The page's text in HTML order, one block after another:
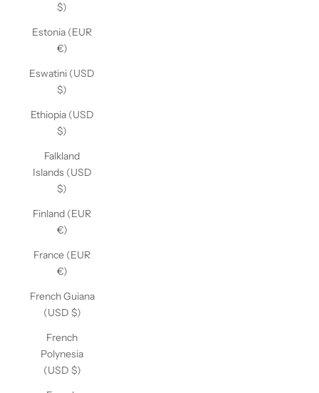
$)
Estonia (EUR
€)
Eswatini (USD
$)
Ethiopia (USD
$)
Falkland
Islands (USD
$)
Finland (EUR
€)
France (EUR
€)
French Guiana
(USD $)
French
Polynesia
(USD $)